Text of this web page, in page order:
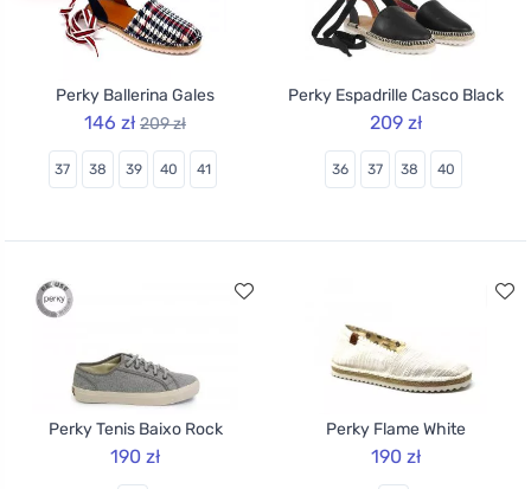
Perky Ballerina Gales
146 zł 209 zł
37 38 39 40 41
Perky Espadrille Casco Black
209 zł
36 37 38 40
Perky Tenis Baixo Rock
190 zł
Perky Flame White
190 zł